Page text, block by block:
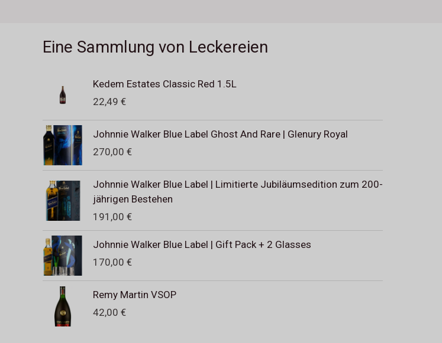
Eine Sammlung von Leckereien
Kedem Estates Classic Red 1.5L
22,49 €
Johnnie Walker Blue Label Ghost And Rare | Glenury Royal
270,00 €
Johnnie Walker Blue Label | Limitierte Jubiläumsedition zum 200-
jährigen Bestehen
191,00 €
Johnnie Walker Blue Label | Gift Pack + 2 Glasses
170,00 €
Remy Martin VSOP
42,00 €